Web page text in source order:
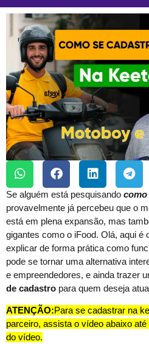
Se alguém está pesquisando como
provavelmente já percebeu que o
está em plena expansão, mas
gigantes como o iFood. Olá, aqui é
explicar de forma prática como
pode se tornar uma alternativa
e empreendedores, e ainda trazer
de cadastro para quem deseja
ATENÇÃO:Para se cadastrar na
parceiro, assista o vídeo abaixo
do vídeo.